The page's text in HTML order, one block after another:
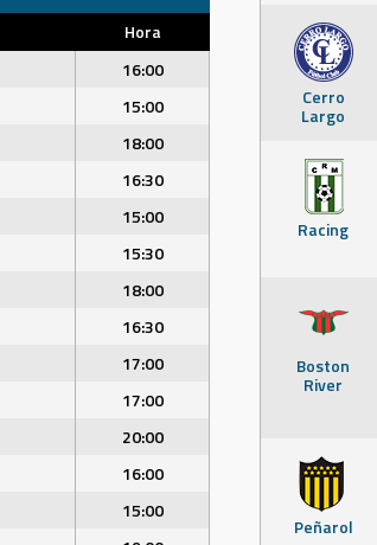
Hora
16:00
15:00
18:00
16:30
15:00
15:30
18:00
16:30
17:00
17:00
20:00
16:00
15:00
Cerro
Largo
Racing
Boston
River
Peñarol